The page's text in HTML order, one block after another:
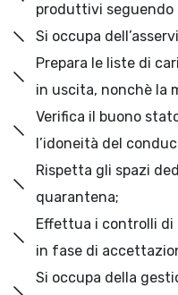
produttivi seguendo
Si occupa
Prepara le liste di
in uscita, nonchè la
Verifica il buono
l’idoneità del
Rispetta gli spazi
quarantena;
Effettua i controlli di
in fase di
Si occupa della